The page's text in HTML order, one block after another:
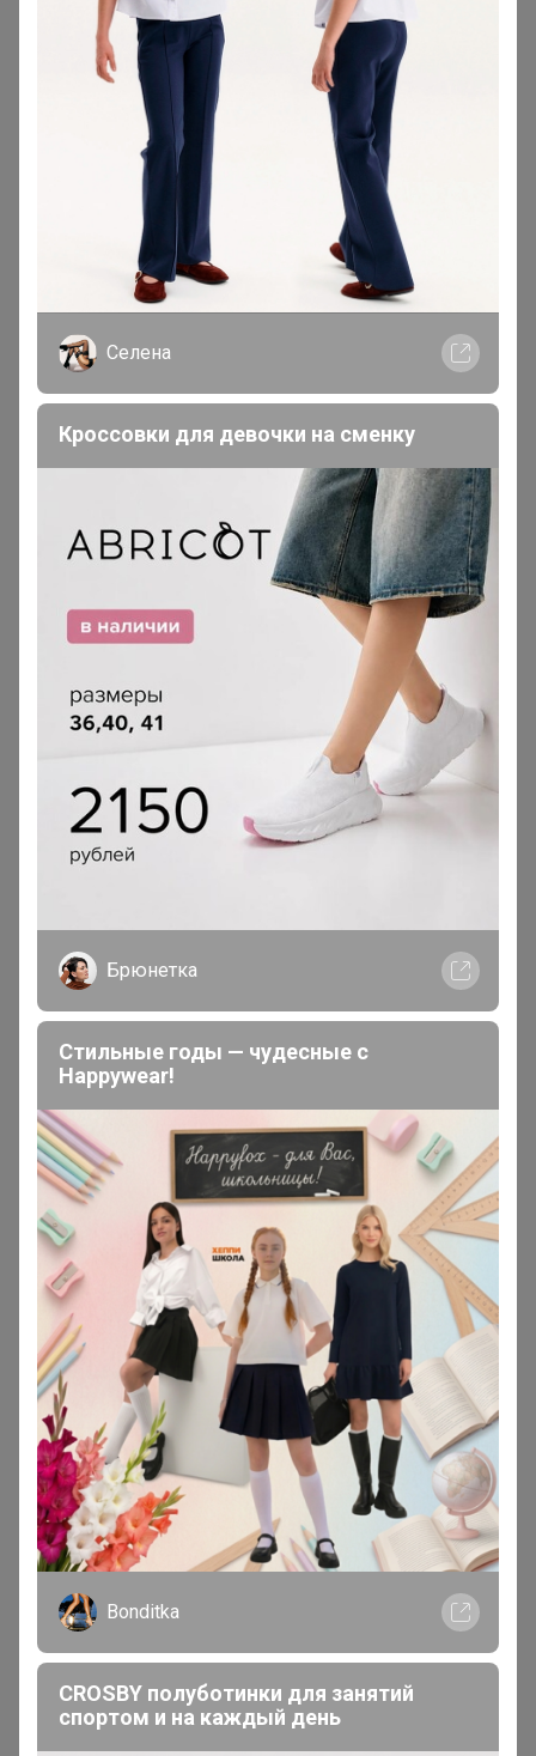
Добрый день. Вы говорили, что можно сделать
дозаказ, если не будет размера. Это возможно?
Потому что отказ вы поставили вместе с оплатой.
__Anna__93__
Мастер СП
В теме "СП258 Sport бренды КРОССОВКИ - Nike
Reebok Adidas** СЕЗОННАЯ РАСПРОДАЖА - 50%;
БЕСПЛАТНАЯ ДОСТАВКА (Копии)"
26 марта, 2021 15:00
, добрый день, подскажите, можете
посмотреть наличие до стопа, чтобы можно было
перезаказать другие кроссовки?
Мастер СП
В теме "СП258 Sport бренды КРОССОВКИ - Nike
Reebok Adidas** СЕЗОННАЯ РАСПРОДАЖА - 50%;
БЕСПЛАТНАЯ ДОСТАВКА (Копии)"
предыдущей закупке был отказ, то стоит пытаться в
этой ещё раз заказывать?
Мастер СП
В теме "СП257 Sport бренды КРОССОВКИ - Nike
Reebok Adidas** СЕЗОННАЯ РАСПРОДАЖА - 50%;
БЕСПЛАТНАЯ ДОСТАВКА (Копии)"
23 марта, 2021 14:26
Даурия
, ждать включения в счёт? Или уже только со
следующей закупкой?
__Anna__93__
Мастер СП
В теме "СП257 Sport бренды КРОССОВКИ - Nike
Reebok Adidas** СЕЗОННАЯ РАСПРОДАЖА - 50%;
БЕСПЛАТНАЯ ДОСТАВКА (Копии)"
23 марта, 2021 11:00
Селена
Кроссовки для девочки на сменку
Брюнетка
Стильные годы — чудесные с
Happywear!
Bonditka
CROSBY полуботинки для занятий
спортом и на каждый день